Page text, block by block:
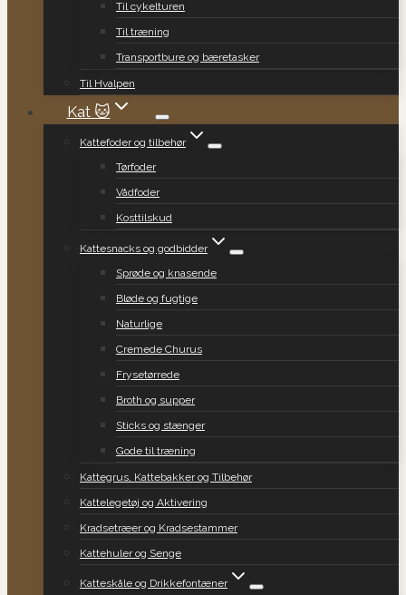
Til cykelturen
Til træning
Transportbure og bæretasker
Til Hvalpen
Kat 🐱
Kattefoder og tilbehør
Tørfoder
Vådfoder
Kosttilskud
Kattesnacks og godbidder
Sprøde og knasende
Bløde og fugtige
Naturlige
Cremede Churus
Frysetørrede
Broth og supper
Sticks og stænger
Gode til træning
Kattegrus, Kattebakker og Tilbehør
Kattelegetøj og Aktivering
Kradsetræer og Kradsestammer
Kattehuler og Senge
Katteskåle og Drikkefontæner